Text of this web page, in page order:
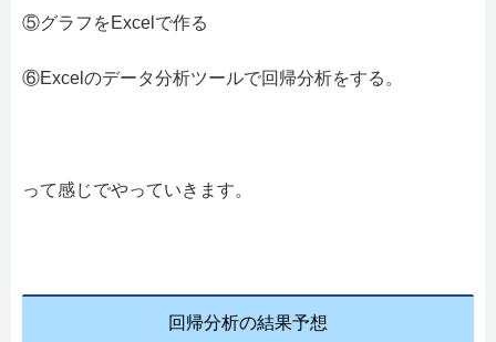
⑤グラフをExcelで作る
⑥Excelのデータ分析ツールで回帰分析をする。
って感じでやっていきます。
回帰分析の結果予想